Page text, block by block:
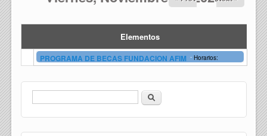
Elementos
PROGRAMA DE BECAS FUNDACION AFIM - Horarios:
Formulario de búsqueda
Buscar